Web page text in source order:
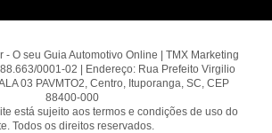
- O seu Guia Automotivo Online | TMX Marketing
0001-02 | Endereço: Rua Prefeito Virgilio
03 PAVMTO2, Centro, Ituporanga, SC, CEP
88400-000
está sujeito aos termos e condições de uso do
Todos os direitos reservados.